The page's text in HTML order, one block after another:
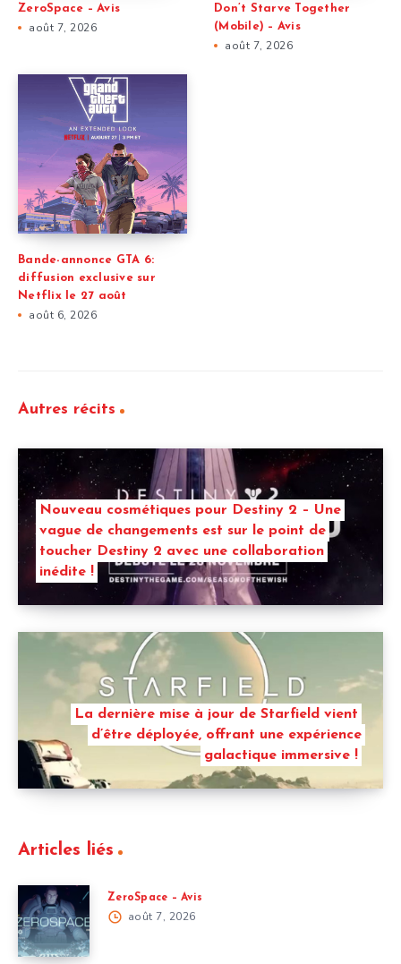
ZeroSpace – Avis
août 7, 2026
Don’t Starve Together
(Mobile) – Avis
août 7, 2026
Bande-annonce GTA 6:
diffusion exclusive sur
Netflix le 27 août
août 6, 2026
Autres récits
Nouveau cosmétiques pour Destiny 2 – Une
vague de changements est sur le point de
toucher Destiny 2 avec une collaboration
inédite !
La dernière mise à jour de Starfield vient
d’être déployée, offrant une expérience
galactique immersive !
Articles liés
ZeroSpace – Avis
août 7, 2026